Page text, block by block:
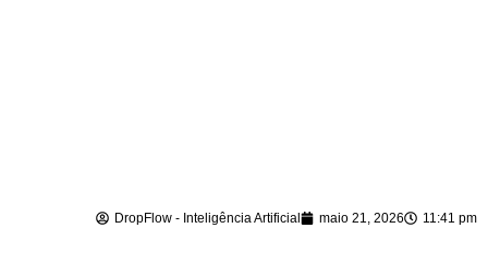
DropFlow - Inteligência Artificial maio 21, 2026 11:41 pm